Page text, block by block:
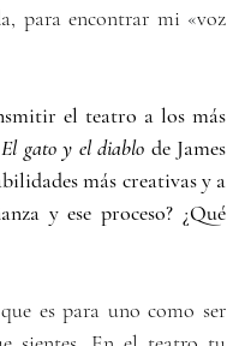
para encontrar mi «voz
el teatro a los más
El gato y el diablo de James
más creativas y a
y ese proceso? ¿Qué